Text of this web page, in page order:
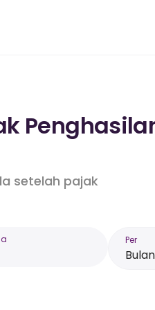
setelah pajak
Per
Bulan